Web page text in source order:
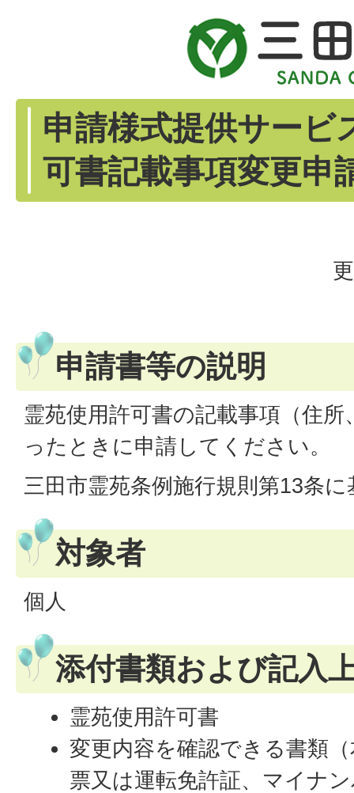
申請様式提供サービ
可書記載事項変更申
申請書等の説明
霊苑使用許可書の記載事項（住
ったときに申請してください。
三田市霊苑条例施行規則第13条
対象者
個人
添付書類および記入
霊苑使用許可書
変更内容を確認できる書類
票又は運転免許証、マイナ